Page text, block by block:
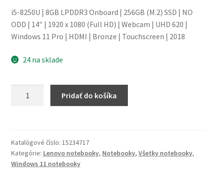
i5-8250U | 8GB LPDDR3 Onboard | 256GB (M.2) SSD | NO
ODD | 14″ | 1920 x 1080 (Full HD) | Webcam | UHD 620 |
Windows 11 Pro | HDMI | Bronze | Touchscreen | 2018
24 na sklade
X1
Carbon
G6
Pridať do košíka
Katalógové číslo: 15234717
Kategórie: Lenovo notebooky, Notebooky, Všetky notebooky,
Windows 11 notebooky